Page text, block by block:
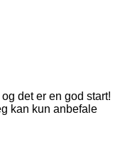
det er en god start!
kan kun anbefale